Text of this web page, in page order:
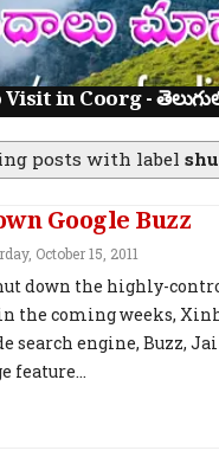
in Coorg -
posts with label
Google Buzz
October 15, 2011
down the highly-
the coming weeks,
search engine, Buzz,
feature...